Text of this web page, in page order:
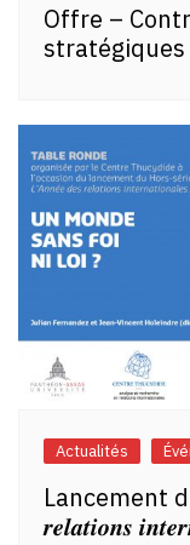
Offre –
stratégiques
Actualités
Lancement
𝒓𝒆𝒍𝒂𝒕𝒊𝒐𝒏𝒔